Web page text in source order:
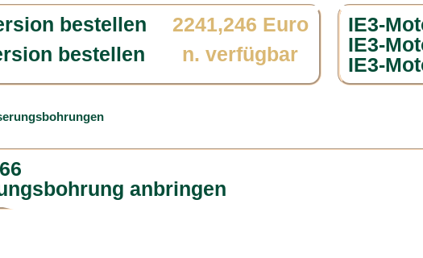
bestellen
2241,246 Euro
bestellen
n. verfügbar
IE3-
IE3-
IE3-
anbringen